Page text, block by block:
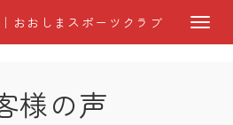
おおしまスポーツクラブ
様の声